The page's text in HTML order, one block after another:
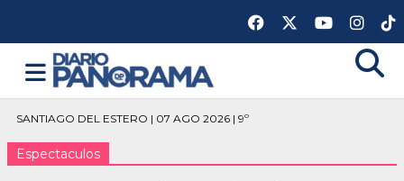
SANTIAGO DEL ESTERO | 07 AGO 2026 | 9º
Espectaculos